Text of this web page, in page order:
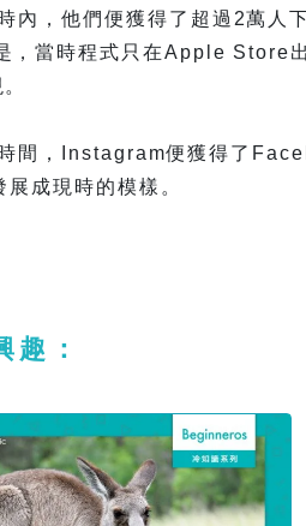
內，他們便獲得了超過2萬人
，當時程式只在Apple Store
間，Instagram便獲得了
成現時的模樣。
趣：